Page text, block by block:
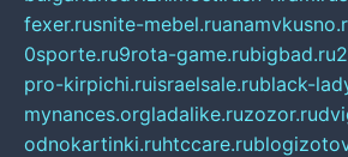
fexer.rusnite-mebel.ru
0sporte.ru9rota-game.rubigbad.ru
pro-kirpichi.ruisraelsale.rublack-
mynances.orgladalike.ruzozor.ru
odnokartinki.ruhtccare.ru